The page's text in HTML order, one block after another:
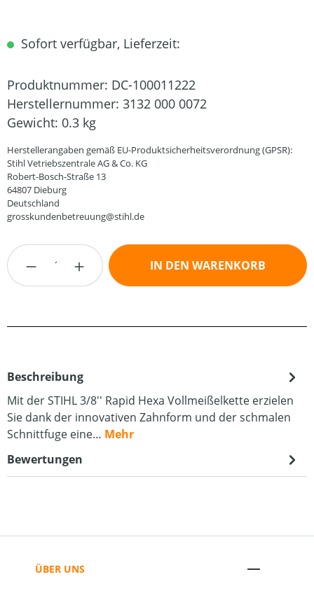
Sofort verfügbar, Lieferzeit:
Produktnummer: DC-100011222
Herstellernummer: 3132 000 0072
Gewicht: 0.3 kg
Herstellerangaben gemäß EU-Produktsicherheitsverordnung (GPSR):
Stihl Vetriebszentrale AG & Co. KG
Robert-Bosch-Straße 13
64807 Dieburg
Deutschland
grosskundenbetreuung@stihl.de
Produkt Anzahl: Gib den gewünschten
IN DEN WARENKORB
Beschreibung
Mit der STIHL 3/8'' Rapid Hexa Vollmeißelkette erzielen
Sie dank der innovativen Zahnform und der schmalen
Schnittfuge eine… Mehr
Bewertungen
ÜBER UNS